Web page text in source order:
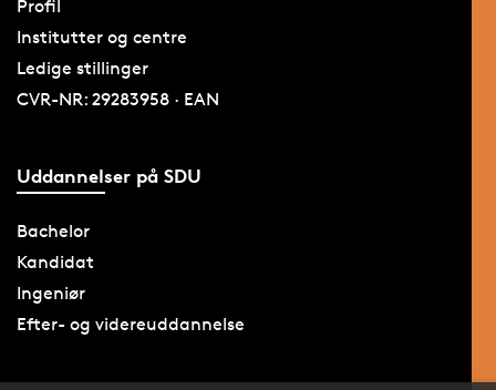
Profil
Institutter og centre
Ledige stillinger
CVR-NR: 29283958 · EAN
Uddannelser på SDU
Bachelor
Kandidat
Ingeniør
Efter- og videreuddannelse